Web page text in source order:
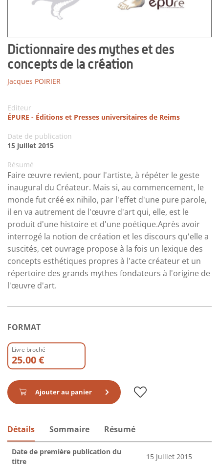
Dictionnaire des mythes et des
concepts de la création
Jacques POIRIER
Editeur
ÉPURE - Éditions et Presses universitaires de Reims
Date de publication
15 juillet 2015
Résumé
Faire œuvre revient, pour l'artiste, à répéter le geste
inaugural du Créateur. Mais si, au commencement, le
monde fut créé ex nihilo, par l'effet d'une pure parole,
il en va autrement de l'œuvre d'art qui, elle, est le
produit d'une histoire et d'une poétique.Après avoir
interrogé la notion de création et les discours qu'elle a
suscités, cet ouvrage propose à la fois un lexique des
concepts esthétiques propres à l'acte créateur et un
répertoire des grands mythes fondateurs à l'origine de
l'œuvre d'art.
FORMAT
Livre broché
25.00 €
Ajouter au panier
Détails Sommaire Résumé
Date de première publication du
titre
15 juillet 2015